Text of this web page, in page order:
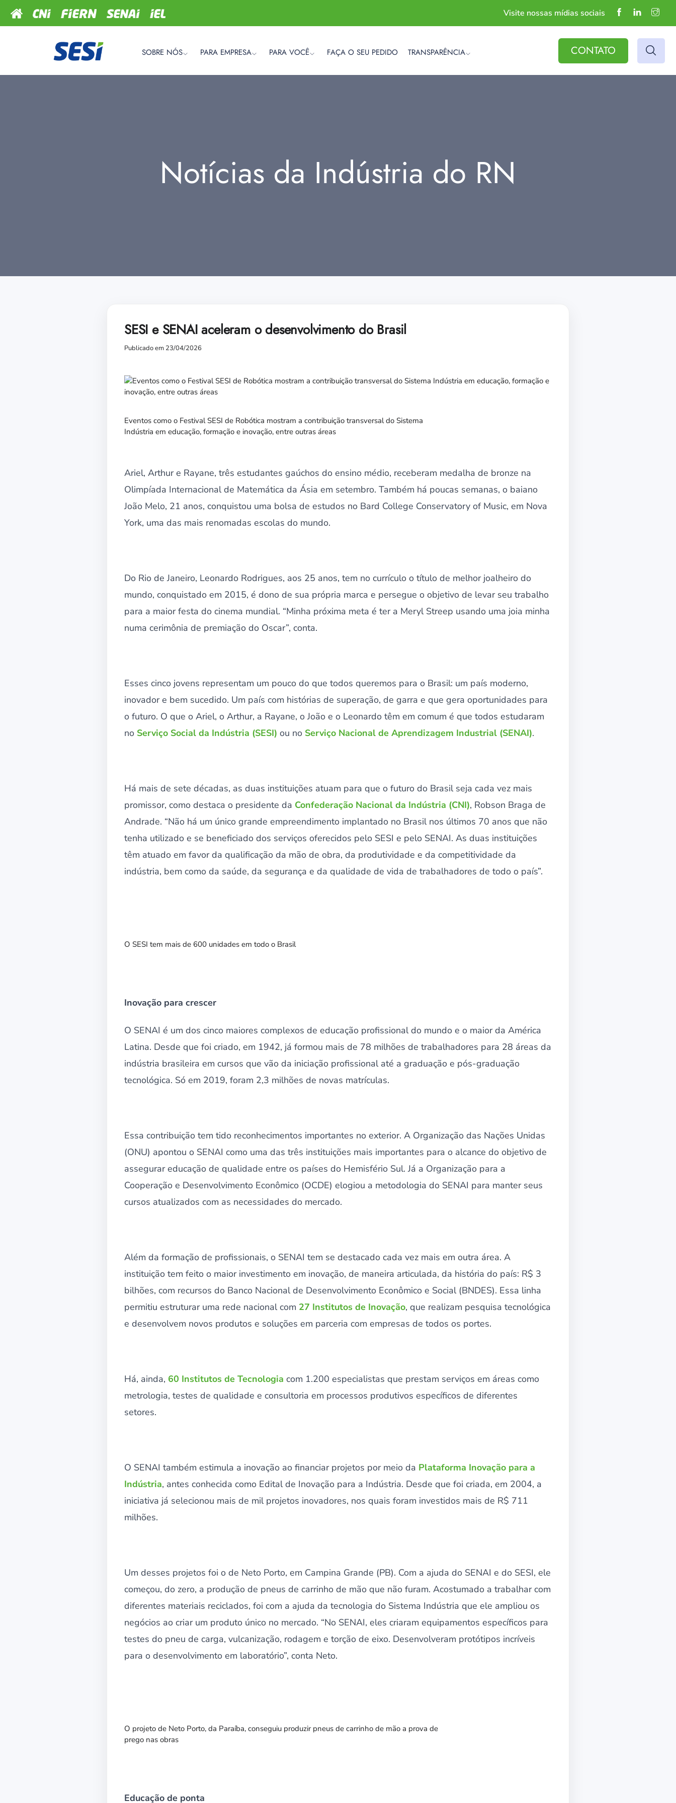
Visite nossas mídias sociais
SOBRE NÓS PARA EMPRESA PARA VOCÊ FAÇA O SEU PEDIDO TRANSPARÊNCIA CONTATO
Notícias da Indústria do RN
SESI e SENAI aceleram o desenvolvimento do Brasil
Publicado em 23/04/2026
Eventos como o Festival SESI de Robótica mostram a contribuição transversal do Sistema
Indústria em educação, formação e inovação, entre outras áreas
Ariel, Arthur e Rayane, três estudantes gaúchos do ensino médio, receberam medalha de bronze na
Olimpíada Internacional de Matemática da Ásia em setembro. Também há poucas semanas, o baiano
João Melo, 21 anos, conquistou uma bolsa de estudos no Bard College Conservatory of Music, em Nova
York, uma das mais renomadas escolas do mundo.
Do Rio de Janeiro, Leonardo Rodrigues, aos 25 anos, tem no currículo o título de melhor joalheiro do
mundo, conquistado em 2015, é dono de sua própria marca e persegue o objetivo de levar seu trabalho
para a maior festa do cinema mundial. “Minha próxima meta é ter a Meryl Streep usando uma joia minha
numa cerimônia de premiação do Oscar”, conta.
Esses cinco jovens representam um pouco do que todos queremos para o Brasil: um país moderno,
inovador e bem sucedido. Um país com histórias de superação, de garra e que gera oportunidades para
o futuro. O que o Ariel, o Arthur, a Rayane, o João e o Leonardo têm em comum é que todos estudaram
no Serviço Social da Indústria (SESI) ou no Serviço Nacional de Aprendizagem Industrial (SENAI).
Há mais de sete décadas, as duas instituições atuam para que o futuro do Brasil seja cada vez mais
promissor, como destaca o presidente da Confederação Nacional da Indústria (CNI), Robson Braga de
Andrade. “Não há um único grande empreendimento implantado no Brasil nos últimos 70 anos que não
tenha utilizado e se beneficiado dos serviços oferecidos pelo SESI e pelo SENAI. As duas instituições
têm atuado em favor da qualificação da mão de obra, da produtividade e da competitividade da
indústria, bem como da saúde, da segurança e da qualidade de vida de trabalhadores de todo o país”.
O SESI tem mais de 600 unidades em todo o Brasil
Inovação para crescer
O SENAI é um dos cinco maiores complexos de educação profissional do mundo e o maior da América
Latina. Desde que foi criado, em 1942, já formou mais de 78 milhões de trabalhadores para 28 áreas da
indústria brasileira em cursos que vão da iniciação profissional até a graduação e pós-graduação
tecnológica. Só em 2019, foram 2,3 milhões de novas matrículas.
Essa contribuição tem tido reconhecimentos importantes no exterior. A Organização das Nações Unidas
(ONU) apontou o SENAI como uma das três instituições mais importantes para o alcance do objetivo de
assegurar educação de qualidade entre os países do Hemisfério Sul. Já a Organização para a
Cooperação e Desenvolvimento Econômico (OCDE) elogiou a metodologia do SENAI para manter seus
cursos atualizados com as necessidades do mercado.
Além da formação de profissionais, o SENAI tem se destacado cada vez mais em outra área. A
instituição tem feito o maior investimento em inovação, de maneira articulada, da história do país: R$ 3
bilhões, com recursos do Banco Nacional de Desenvolvimento Econômico e Social (BNDES). Essa linha
permitiu estruturar uma rede nacional com 27 Institutos de Inovação, que realizam pesquisa tecnológica
e desenvolvem novos produtos e soluções em parceria com empresas de todos os portes.
Há, ainda, 60 Institutos de Tecnologia com 1.200 especialistas que prestam serviços em áreas como
metrologia, testes de qualidade e consultoria em processos produtivos específicos de diferentes
setores.
O SENAI também estimula a inovação ao financiar projetos por meio da Plataforma Inovação para a
Indústria, antes conhecida como Edital de Inovação para a Indústria. Desde que foi criada, em 2004, a
iniciativa já selecionou mais de mil projetos inovadores, nos quais foram investidos mais de R$ 711
milhões.
Um desses projetos foi o de Neto Porto, em Campina Grande (PB). Com a ajuda do SENAI e do SESI, ele
começou, do zero, a produção de pneus de carrinho de mão que não furam. Acostumado a trabalhar com
diferentes materiais reciclados, foi com a ajuda da tecnologia do Sistema Indústria que ele ampliou os
negócios ao criar um produto único no mercado. “No SENAI, eles criaram equipamentos específicos para
testes do pneu de carga, vulcanização, rodagem e torção de eixo. Desenvolveram protótipos incríveis
para o desenvolvimento em laboratório”, conta Neto.
O projeto de Neto Porto, da Paraíba, conseguiu produzir pneus de carrinho de mão a prova de
prego nas obras
Educação de ponta